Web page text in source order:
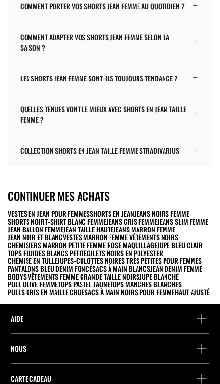
COMMENT PORTER VOS SHORTS JEAN FEMME AU QUOTIDIEN ?
COMMENT ADAPTER VOS SHORTS JEAN FEMME SELON LA
SAISON ?
LES SHORTS JEAN FEMME SONT-ILS TOUJOURS TENDANCE ?
QUELLES TENUES VONT LE MIEUX AVEC SHORTS EN JEAN TAILLE
FEMME ?
COLLECTION SHORTS EN JEAN TAILLE FEMME STRADIVARIUS
CONTINUER MES ACHATS
VESTES EN JEAN POUR FEMMESSHORTS EN JEANJEANS NOIRS FEMME
SHORTS NOIRT-SHIRT BLANC FEMMEJEANS GRIS FEMMEJEANS SLIM FEMME
JEAN BALLON FEMMEJEAN TAILLE HAUTEJEANS MARRON FEMME
JEAN NOIR ET BLANCVESTES MARRON FEMME VÊTEMENTS NOIRS
CHEMISIERS MARRON PETITE FEMME ROSE MAQUILLAGEJUPE BLEU CLAIR
TOPS FLUIDES BLANCS PETITEGILETS NOIRS EN POLYESTER
CHEMISE EN TULLEJUPES-CULOTTES NOIRES TRÈS PETITES POUR FEMMES
PANTALONS BLEU DENIM FONCÉSACS À MAIN BLANCSJEAN DENIM FEMME
BODYS VÊTEMENTS FEMME GRANDE TAILLE NOIRSJUPE BLANCHE
PULL OLIVE FEMMETOPS PASTEL JAUNETOPS MANCHES BLANCHES
PULLS GRIS EN MAILLE CRUESACS À MAIN NOIRS POUR FEMMEHAUT AJUSTÉ
AIDE
Localisez votre commande
NOUS
Entreprise
CARTE CADEAU